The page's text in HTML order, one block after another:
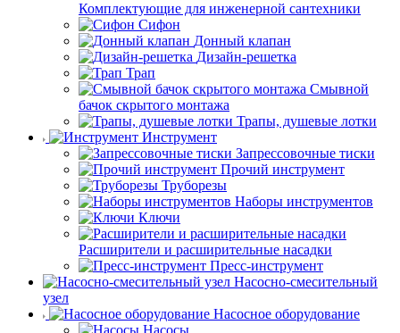
Комплектующие для инженерной сантехники
Сифон
Донный клапан
Дизайн-решетка
Трап
Смывной
бачок скрытого монтажа
Трапы, душевые лотки
Инструмент
Запрессовочные тиски
Прочий инструмент
Труборезы
Наборы инструментов
Ключи
Расширители и расширительные насадки
Пресс-инструмент
Насосно-смесительный
узел
Насосное оборудование
Насосы